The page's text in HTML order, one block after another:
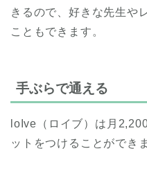
きるので、好きな先生や
こともできます。
手ぶらで通える
loIve（ロイブ）は月
ットをつけることができ